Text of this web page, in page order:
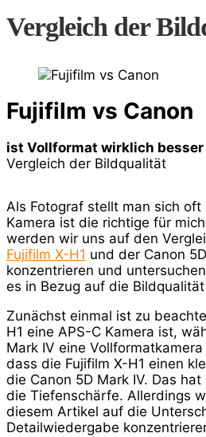
Vergleich der
Fujifilm vs Canon
ist Vollformat wirklich besser
Vergleich der Bildqualität
Als Fotograf stellt man sich oft
Kamera ist die richtige für
werden wir uns auf den
Fujifilm X-H1 und der Canon
konzentrieren und
es in Bezug auf die
Zunächst einmal ist zu
H1 eine APS-C Kamera ist,
Mark IV eine
dass die Fujifilm X-H1 einen
die Canon 5D Mark IV. Das
die Tiefenschärfe. Allerdings
diesem Artikel auf die
Detailwiedergabe